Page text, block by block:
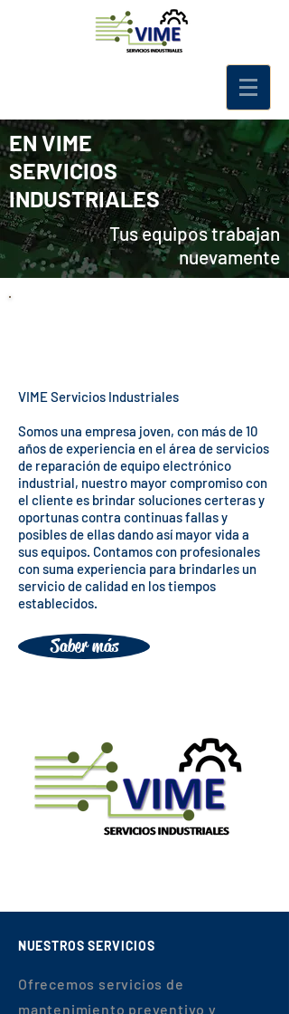
EN VIME
SERVICIOS
INDUSTRIALES
Tus equipos trabajan
nuevamente
VIME Servicios Industriales
Somos una empresa joven, con más de 10
años de experiencia en el área de servicios
de reparación de equipo electrónico
industrial, nuestro mayor compromiso con
el cliente es brindar soluciones certeras y
oportunas contra continuas fallas y
posibles de ellas dando así mayor vida a
sus equipos. Contamos con profesionales
con suma experiencia para brindarles un
servicio de calidad en los tiempos
establecidos.
Saber más
NUESTROS SERVICIOS
Ofrecemos servicios de
mantenimiento preventivo y